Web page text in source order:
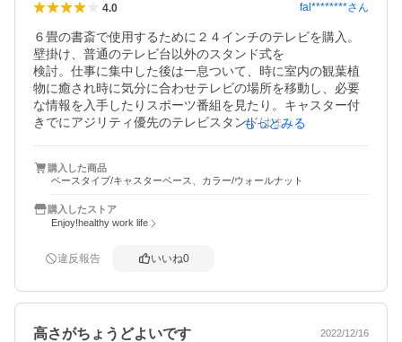
4.0 fal********さん
６畳の書斎で使用するために２４インチのテレビを購入。
壁掛け、普通のテレビ台以外のスタンド式を
検討。仕事に集中した後は一息ついて、時に室内の観葉植
物に癒され時に気分に合わせテレビの場所を移動し、必要
な情報を入手したりスポーツ番組を見たり。キャスター付
きでにアジリティ優先のテレビスタンドはまさにイメージ
自身の満足度高し。注文は一つ。キャスターは若干重くゴ
リゴリ感あり。もう少し滑らかさがあれば文句なし。
ストーアの対応も注文から納品まで満足しています。いい
買い物をさせていただきました。大事に使用させてもっら
もっとみる
購入した商品
ベースタイプ/キャスターベース、カラー/ウォールナット
購入したストア
Enjoy!healthy work life
違反報告 いいね0
高さがちょうどよいです 2022/12/16